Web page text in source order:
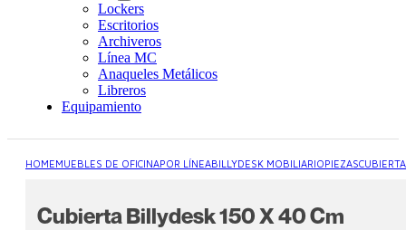
Lockers
Escritorios
Archiveros
Línea MC
Anaqueles Metálicos
Libreros
Equipamiento
HOMEMUEBLES DE OFICINAPOR LÍNEABILLYDESK MOBILIARIOPIEZAS
Cubierta Billydesk 150 X 40 Cm